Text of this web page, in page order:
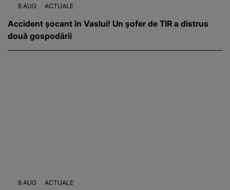
8 AUG ACTUALE
Accident șocant în Vaslui! Un șofer de TIR a distrus
două gospodării
8 AUG ACTUALE